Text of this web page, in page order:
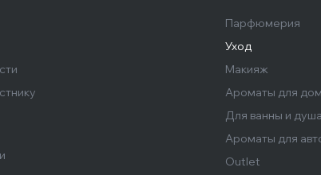
Парфюмерия
Уход
Макияж
Ароматы для
Для ванны и душа
Ароматы для
Outlet